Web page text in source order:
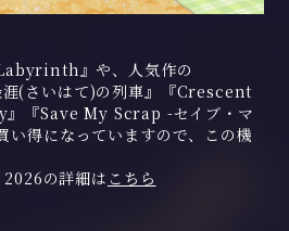
』や、人気作の
涯(さいはて)の列車』『Crescent
『Save My Scrap -セイブ・マ
い得になっていますので、この機
の詳細は こちら